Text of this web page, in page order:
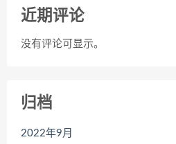
近期评论
没有评论可显示。
归档
2022年9月